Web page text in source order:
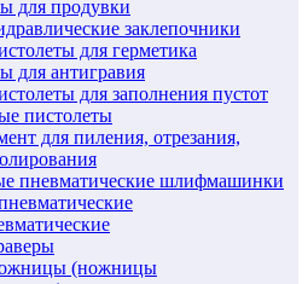
для продувки
заклепочники
для герметика
для антигравия
для заполнения пустот
пистолеты
для пиления, отрезания,
пневматические шлифмашинки
(ножницы